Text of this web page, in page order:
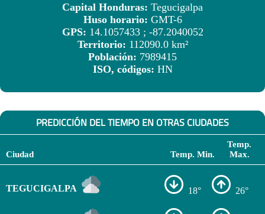
Capital Honduras: Tegucigalpa
Huso horario: GMT-6
GPS: 14.1057433 ; -87.2040052
Territorio: 112090.0 km²
Población: 7989415
ISO, códigos: HN
PREDICCIÓN DEL TIEMPO EN OTRAS CIUDADES
Ciudad Temp. Min.
Temp.
Max.
TEGUCIGALPA 18° 26°